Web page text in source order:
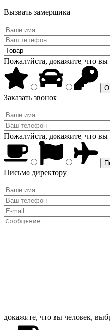
Вызвать замерщика
Пожалуйста, докажите, что вы
Заказать звонок
Пожалуйста, докажите, что вы
Письмо директору
докажите, что вы человек,